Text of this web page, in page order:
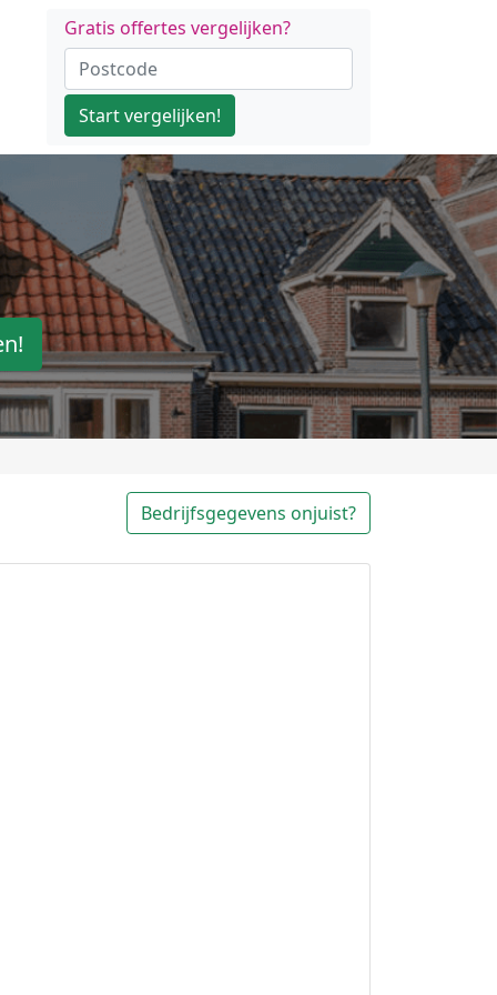
Gratis offertes vergelijken?
Start vergelijken!
Bedrijfsgegevens onjuist?